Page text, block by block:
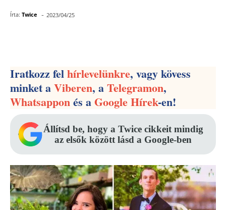
Írta: Twice - 2023/04/25
Iratkozz felhírlevelünkre, vagy kövess
minket aViberen, aTelegramon,
Whatsapponés aGoogle Hírek-en!
Állítsd be, hogy a Twice cikkeit mindig
az elsők között lásd a Google-ben